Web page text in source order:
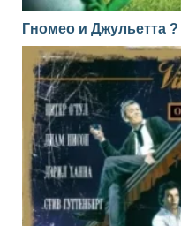
Гномео и Джульетта